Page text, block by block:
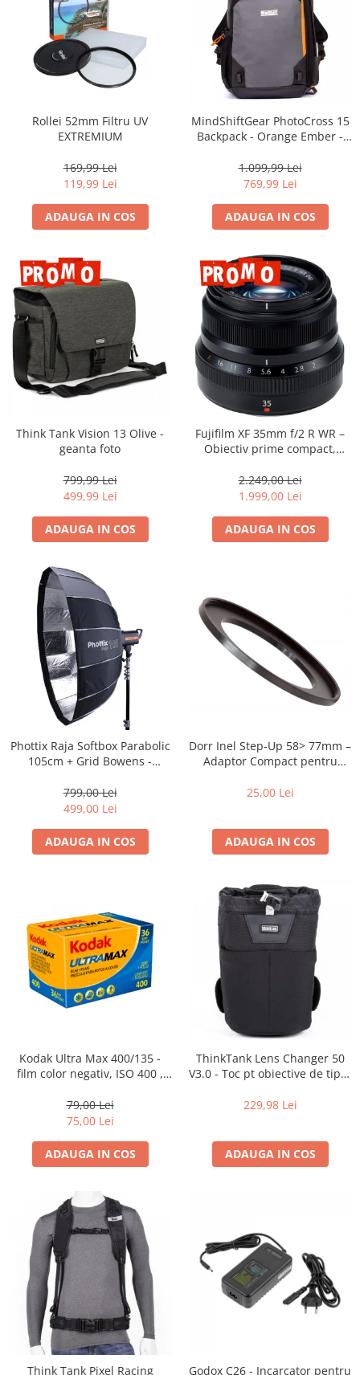
Rollei 52mm Filtru UV
EXTREMIUM
169,99 Lei
119,99 Lei
ADAUGA IN COS
MindShiftGear PhotoCross 15
Backpack - Orange Ember -
1.099,99 Lei
769,99 Lei
ADAUGA IN COS
Think Tank Vision 13 Olive -
geanta foto
799,99 Lei
499,99 Lei
ADAUGA IN COS
Fujifilm XF 35mm f/2 R WR –
Obiectiv prime compact,
intemperii pentru fotografie
de zi cu zi
2.249,00 Lei
1.999,00 Lei
ADAUGA IN COS
Phottix Raja Softbox Parabolic
105cm + Grid Bowens -
799,00 Lei
499,00 Lei
ADAUGA IN COS
Dorr Inel Step-Up 58> 77mm –
Adaptor Compact pentru
25,00 Lei
ADAUGA IN COS
Kodak Ultra Max 400/135 -
film color negativ, ISO 400 ,
79,00 Lei
75,00 Lei
ADAUGA IN COS
ThinkTank Lens Changer 50
V3.0 - Toc pt obiective de tipul
229,98 Lei
ADAUGA IN COS
Think Tank Pixel Racing
Godox C26 - Incarcator pentru